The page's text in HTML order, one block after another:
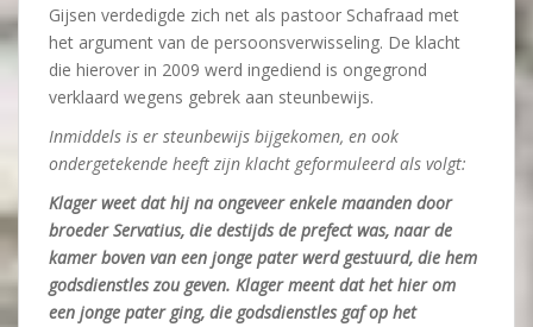
Gijsen verdedigde zich net als pastoor Schafraad met
het argument van de persoonsverwisseling. De klacht
die hierover in 2009 werd ingediend is ongegrond
verklaard wegens gebrek aan steunbewijs.
Inmiddels is er steunbewijs bijgekomen, en ook
ondergetekende heeft zijn klacht geformuleerd als volgt:
Klager weet dat hij na ongeveer enkele maanden door
broeder Servatius, die destijds de prefect was, naar de
kamer boven van een jonge pater werd gestuurd, die hem
godsdienstles zou geven. Klager meent dat het hier om
een jonge pater ging, die godsdienstles gaf op het